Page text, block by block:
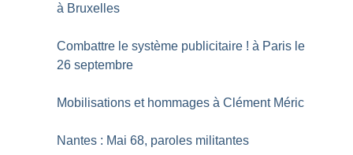
à Bruxelles
Combattre le système publicitaire ! à Paris le
26 septembre
Mobilisations et hommages à Clément Méric
Nantes : Mai 68, paroles militantes